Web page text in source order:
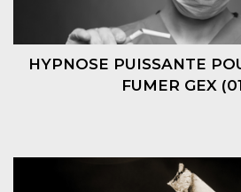
HYPNOSE PUISSANTE
FUMER GEX